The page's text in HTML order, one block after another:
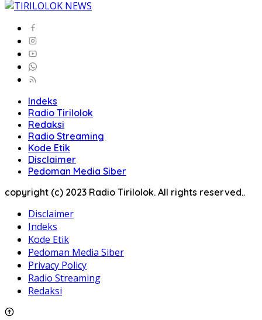
Indeks
Radio Tirilolok
Redaksi
Radio Streaming
Kode Etik
Disclaimer
Pedoman Media Siber
copyright (c) 2023 Radio Tirilolok. All rights reserved..
Disclaimer
Indeks
Kode Etik
Pedoman Media Siber
Privacy Policy
Radio Streaming
Redaksi